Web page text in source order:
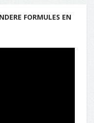
FORMULES EN